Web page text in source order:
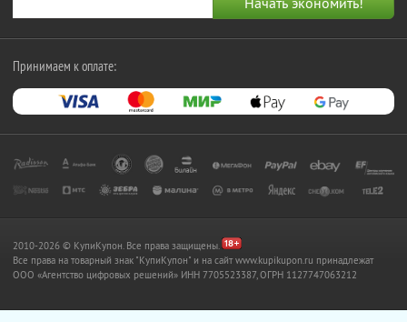
Принимаем к оплате:
2010-2026 © КупиКупон. Все права защищены.
Все права на товарный знак "КупиКупон" и на сайт www.kupikupon.ru принадлежат
OOO «Агентство цифровых решений» ИНН 7705523387, ОГРН 1127747063212